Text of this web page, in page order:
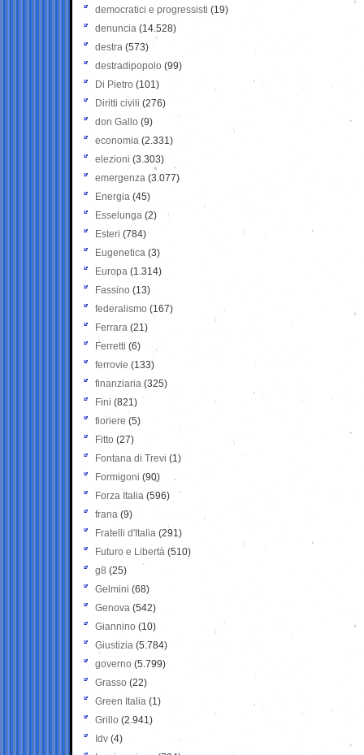
democratici e progressisti (19)
denuncia (14.528)
destra (573)
destradipopolo (99)
Di Pietro (101)
Diritti civili (276)
don Gallo (9)
economia (2.331)
elezioni (3.303)
emergenza (3.077)
Energia (45)
Esselunga (2)
Esteri (784)
Eugenetica (3)
Europa (1.314)
Fassino (13)
federalismo (167)
Ferrara (21)
Ferretti (6)
ferrovie (133)
finanziaria (325)
Fini (821)
fioriere (5)
Fitto (27)
Fontana di Trevi (1)
Formigoni (90)
Forza Italia (596)
frana (9)
Fratelli d'Italia (291)
Futuro e Libertà (510)
g8 (25)
Gelmini (68)
Genova (542)
Giannino (10)
Giustizia (5.784)
governo (5.799)
Grasso (22)
Green Italia (1)
Grillo (2.941)
Idv (4)